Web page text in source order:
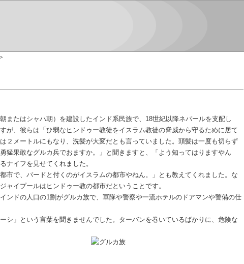
またはシャハ朝）を建設したインド系民族で、18世紀以降ネパールを支配し
が、彼らは「ひ弱なヒンドゥー教徒をイスラム教徒の脅威から守るために居て
２メートルにもなり、洗髪が大変だとも言っていました。頭髪は一度も切らず
猛果敢なグルカ兵でおますか。」と聞きますと、「よう知ってはりますやん
ナイフを見せてくれました。
市で、バードと付くのがイスラムの都市やねん。」とも教えてくれました。な
ャイプールはヒンドゥー教の都市だということです。
ンドの人口の1割がグルカ族で、軍隊や警察や一流ホテルのドアマンや警備の仕
シ」という言葉を聞きませんでした。ターバンを巻いているばかりに、危険な